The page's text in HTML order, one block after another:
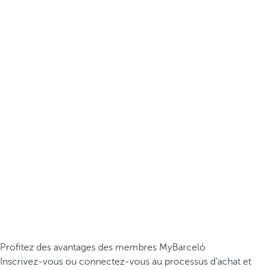
Profitez des avantages des membres MyBarceló
Inscrivez-vous ou connectez-vous au processus d’achat et